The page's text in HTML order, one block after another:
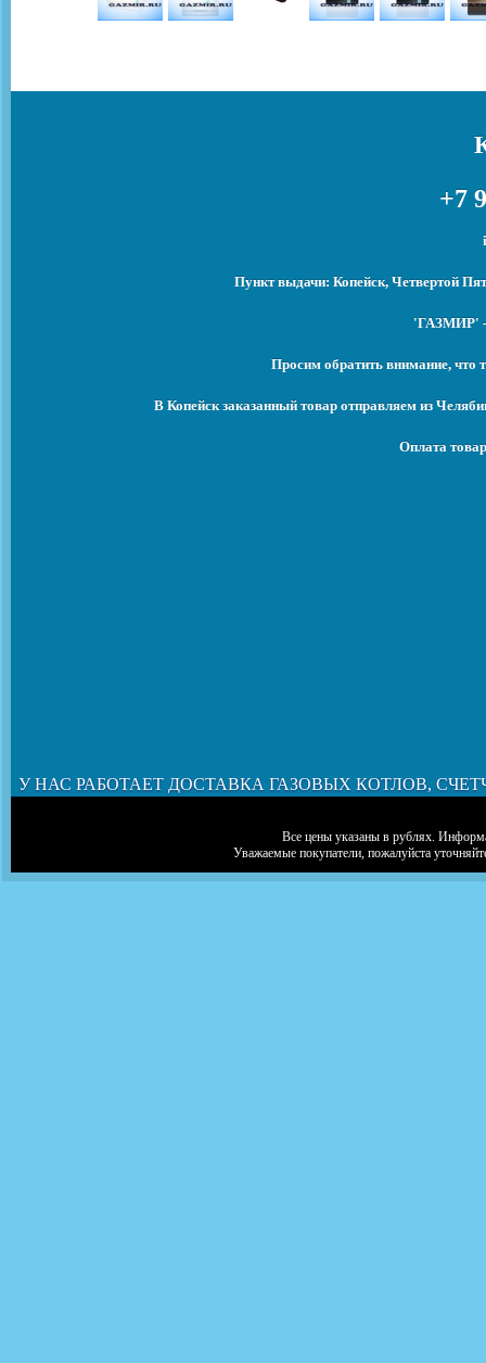
+7
Пункт выдачи: Копейск, Четвертой
'ГАЗМИР' -
Просим обратить внимание, что
В Копейск заказанный товар отправляем из
Оплата
У НАС РАБОТАЕТ ДОСТАВКА ГАЗОВЫХ КОТЛОВ,
Все цены указаны в рублях.
Уважаемые покупатели, пожалуйста